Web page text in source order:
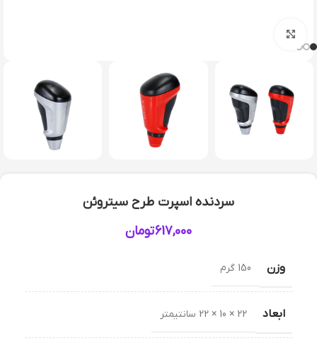
سردنده اسپرت طرح سیتروئن
617,000تومان
وزن 150 گرم
ابعاد 22 × 10 × 22 سانتیمتر